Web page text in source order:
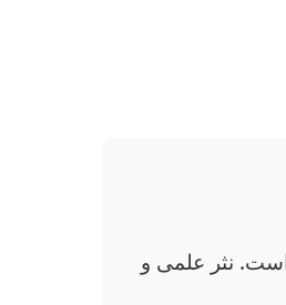
است. نثر علمی و